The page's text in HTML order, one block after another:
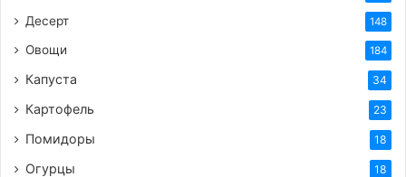
Десерт 148
Овощи 184
Капуста 34
Картофель 23
Помидоры 18
Огурцы 18